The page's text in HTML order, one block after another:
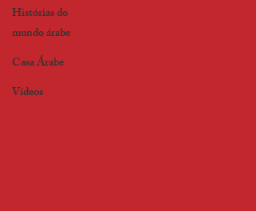
Histórias do
mundo árabe
Casa Árabe
Vídeos